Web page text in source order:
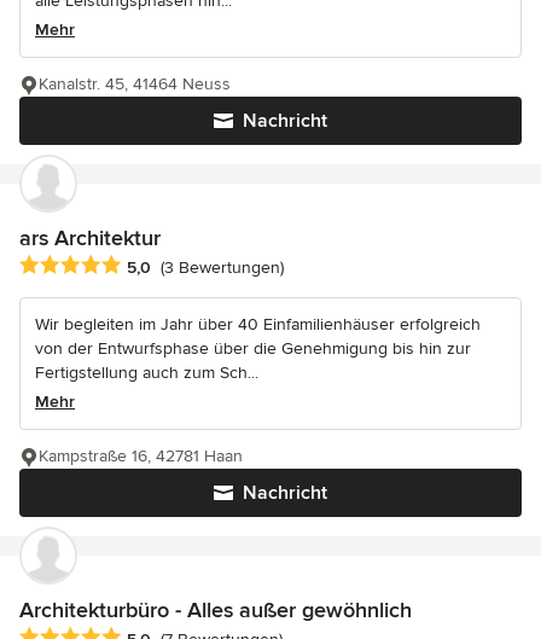
Mehr
Nachricht
Kanalstr. 45, 41464 Neuss
ars Architektur
Durchschnittliche Bewertung: 5 von 5 Sternen
5,0 (3 Bewertungen)
Wir begleiten im Jahr über 40 Einfamilienhäuser erfolgreich
von der Entwurfsphase über die Genehmigung bis hin zur
Fertigstellung auch zum Sch...
Mehr
Nachricht
Kampstraße 16, 42781 Haan
Architekturbüro - Alles außer gewöhnlich